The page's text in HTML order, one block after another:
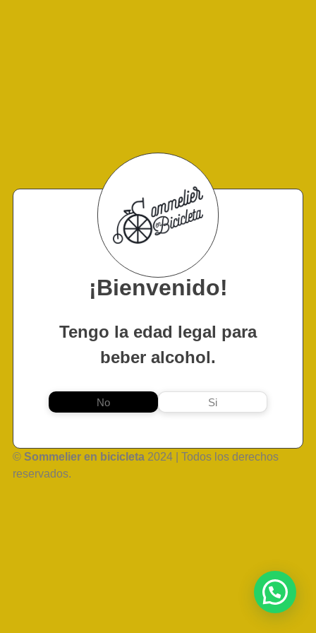
¡Bienvenido!
Tengo la edad legal para
beber alcohol.
No Si
© Sommelier en bicicleta 2024 | Todos los derechos
reservados.